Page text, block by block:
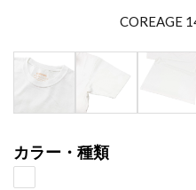
COREAGE
カラー・種類